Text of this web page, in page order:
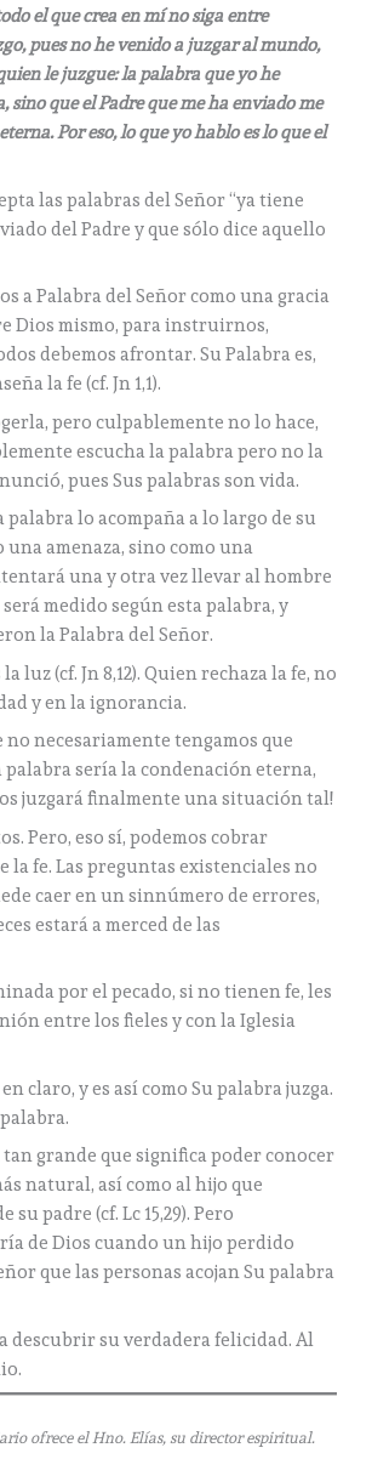
el que crea en mí no siga entre
pues no he venido a juzgar al mundo,
le juzgue: la palabra que yo he
que el Padre que me ha enviado me
Por eso, lo que yo hablo es lo que el
las palabras del Señor “ya tiene
del Padre y que sólo dice aquello
a Palabra del Señor como una gracia
Dios mismo, para instruirnos,
debemos afrontar. Su Palabra es,
la fe (cf. Jn 1,1).
pero culpablemente no lo hace,
escucha la palabra pero no la
pues Sus palabras son vida.
lo acompaña a lo largo de su
amenaza, sino como una
una y otra vez llevar al hombre
medido según esta palabra, y
la Palabra del Señor.
luz (cf. Jn 8,12). Quien rechaza la fe, no
y en la ignorancia.
necesariamente tengamos que
sería la condenación eterna,
juzgará finalmente una situación tal!
Pero, eso sí, podemos cobrar
la fe. Las preguntas existenciales no
caer en un sinnúmero de errores,
estará a merced de las
por el pecado, si no tienen fe, les
entre los fieles y con la Iglesia
claro, y es así como Su palabra juzga.
grande que significa poder conocer
natural, así como al hijo que
padre (cf. Lc 15,29). Pero
de Dios cuando un hijo perdido
que las personas acojan Su palabra
descubrir su verdadera felicidad. Al
ofrece el Hno. Elías, su director espiritual.